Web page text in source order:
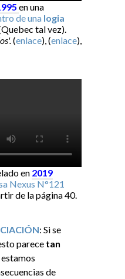
en una
de una logia
tal vez).
(enlace), (enlace),
en 2019
Nexus N°121
de la página 40.
: Si se
parece tan
estamos
de